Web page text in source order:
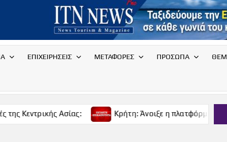
ΕΠΙΧΕΙΡΗΣΕΙΣ ΜΕΤΑΦΟΡΕΣ ΠΡΟΣΩΠΑ
Ασίας: Κρήτη: Άνοιξε η πλατφόρμα για δωρεάν